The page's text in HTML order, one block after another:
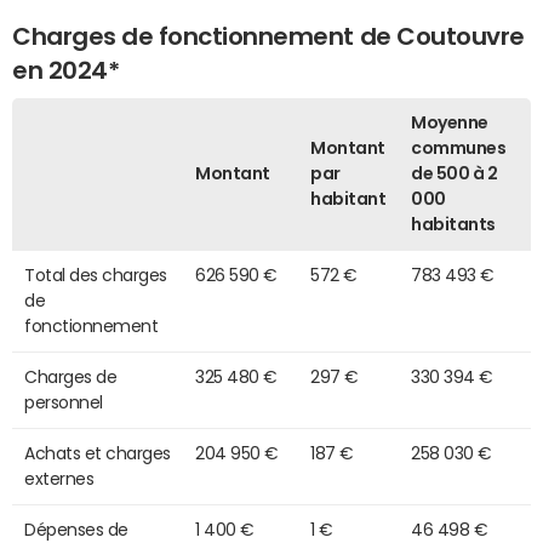
Charges de fonctionnement de Coutouvre
en 2024*
Montant
Montant
par
habitant
Moyenne
communes
de 500 à 2
000
habitants
Total des charges
de
fonctionnement
626 590 € 572 € 783 493 €
Charges de
personnel
325 480 € 297 € 330 394 €
Achats et charges
externes
204 950 € 187 € 258 030 €
Dépenses de 1 400 € 1 € 46 498 €